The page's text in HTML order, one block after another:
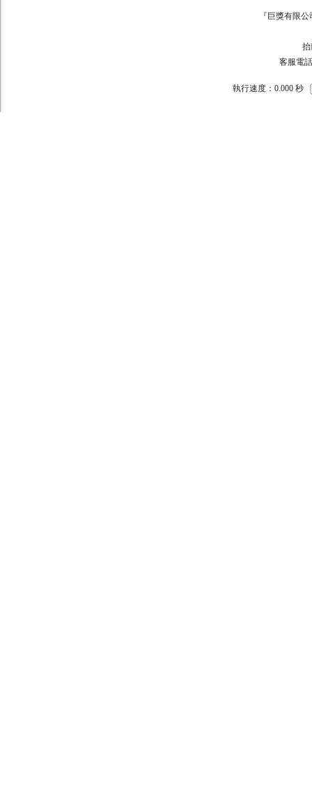
『巨獎有限公司
抬頭:巨
客服電話
執行速度 ：0.000 秒